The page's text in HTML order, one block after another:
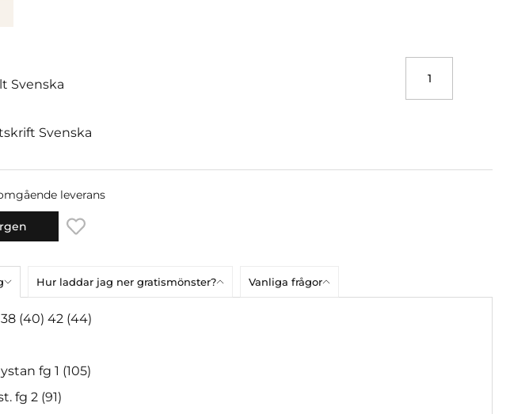
Svenska
Svenska
leverans
Hur laddar jag ner gratismönster? Vanliga frågor
(40) 42 (44)
fg 1 (105)
fg 2 (91)